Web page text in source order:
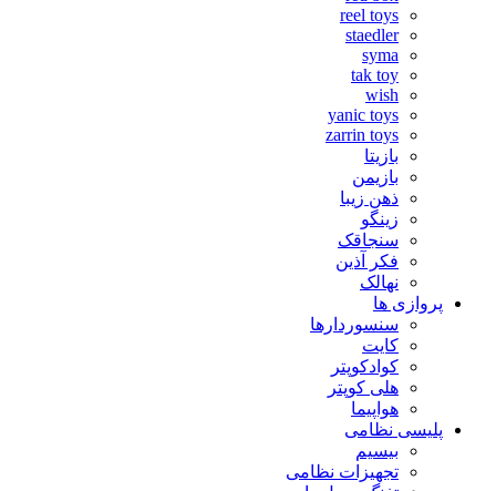
reel toys
staedler
syma
tak toy
wish
yanic toys
zarrin toys
بازیتا
بازیمن
ذهن زیبا
زینگو
سنجاقک
فکر آذین
نهالک
پروازی ها
سنسوردارها
کایت
کوادکوپتر
هلی کوپتر
هواپیما
پلیسی نظامی
بیسیم
تجهیزات نظامی